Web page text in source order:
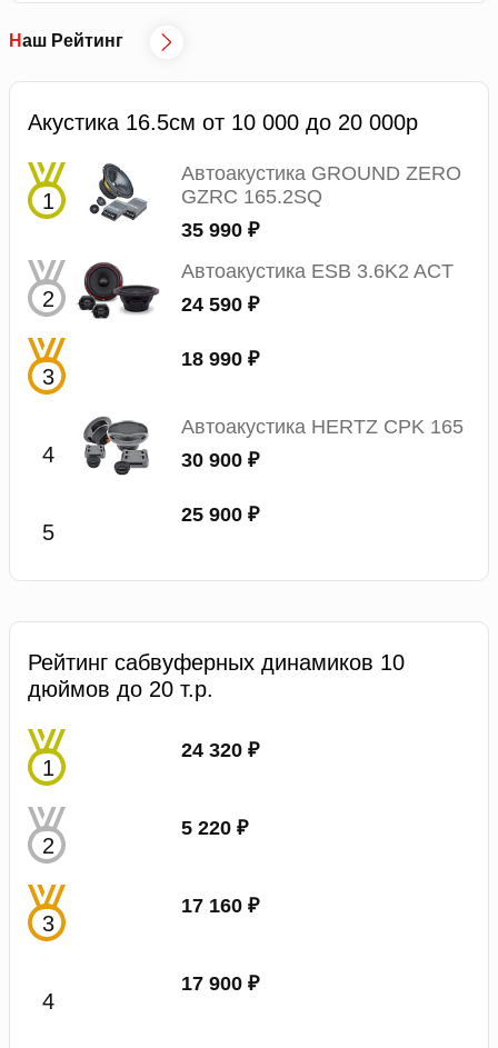
Наш Рейтинг
Акустика 16.5см от 10 000 до 20 000р
Автоакустика GROUND ZERO
GZRC 165.2SQ
35 990 ₽
Автоакустика ESB 3.6K2 ACT
24 590 ₽
18 990 ₽
Автоакустика HERTZ CPK 165
30 900 ₽
25 900 ₽
Рейтинг сабвуферных динамиков 10
дюймов до 20 т.р.
24 320 ₽
5 220 ₽
17 160 ₽
17 900 ₽